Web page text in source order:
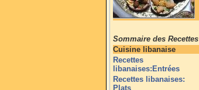
Sommaire des Recettes
Cuisine libanaise
Recettes
libanaises:Entrées
Recettes libanaises:
Plats